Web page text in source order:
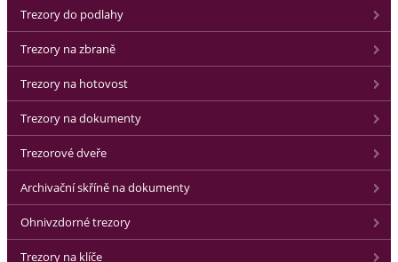
Trezory do podlahy
Trezory na zbraně
Trezory na hotovost
Trezory na dokumenty
Trezorové dveře
Archivační skříně na dokumenty
Ohnivzdorné trezory
Trezory na klíče